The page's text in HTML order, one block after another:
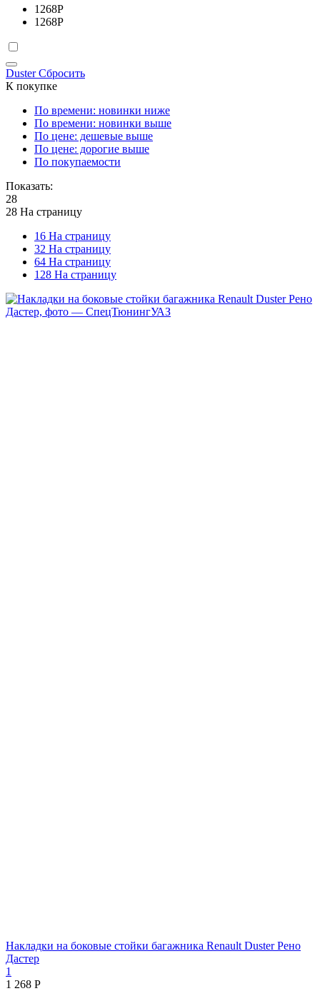
1268Р
1268Р
DusterСбросить
К покупке
По времени: новинки ниже
По времени: новинки выше
По цене: дешевые выше
По цене: дорогие выше
По покупаемости
Показать:
28
28 На страницу
16 На страницу
32 На страницу
64 На страницу
128 На страницу
Накладки на боковые стойки багажника Renault Duster Рено
Дастер
1
1 268 Р